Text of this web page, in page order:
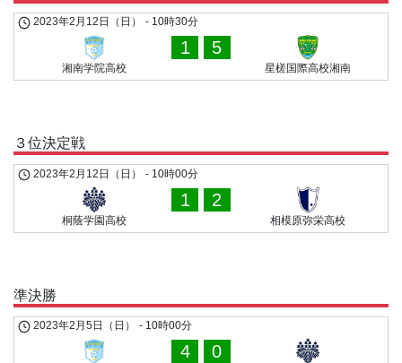
2023年2月12日（日） - 10時30分
湘南学院高校
1 5
星槎国際高校湘南
３位決定戦
2023年2月12日（日） - 10時00分
桐蔭学園高校
1 2
相模原弥栄高校
準決勝
2023年2月5日（日） - 10時00分
4 0